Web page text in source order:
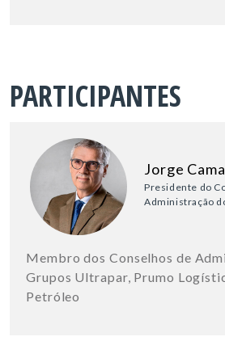
PARTICIPANTES
Jorge
Presidente do
Administração
Membro dos Conselhos de
Grupos Ultrapar, Prumo
Petróleo